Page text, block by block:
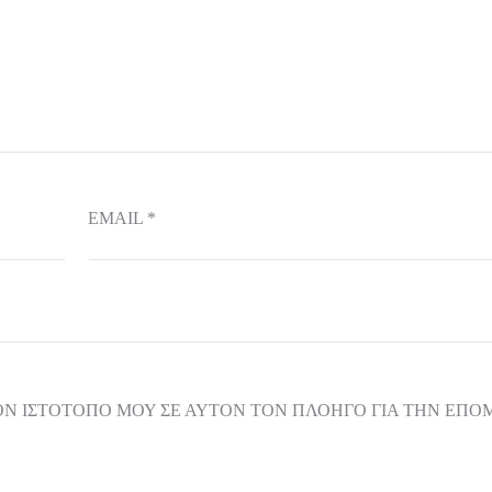
EMAIL *
ΙΣΤΌΤΟΠΟ ΜΟΥ ΣΕ ΑΥΤΌΝ ΤΟΝ ΠΛΟΗΓΌ ΓΙΑ ΤΗΝ